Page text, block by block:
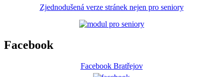
Zjednodušená verze stránek nejen pro seniory
Facebook
Facebook Bratřejov